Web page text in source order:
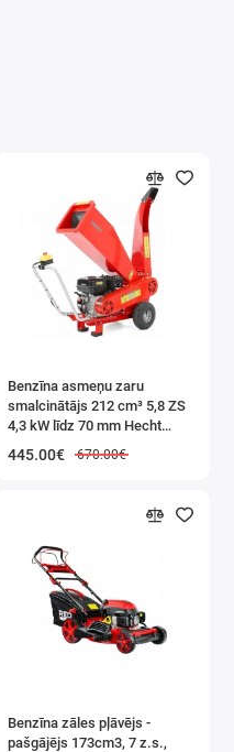
Benzīna asmeņu zaru
smalcinātājs 212 cm³ 5,8 ZS
4,3 kW līdz 70 mm Hecht
445.00€ 670.00€
Benzīna zāles pļāvējs -
pašgājējs 173cm3, 7 z.s.,